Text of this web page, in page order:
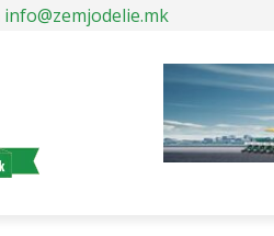
info@zemjodelie.mk